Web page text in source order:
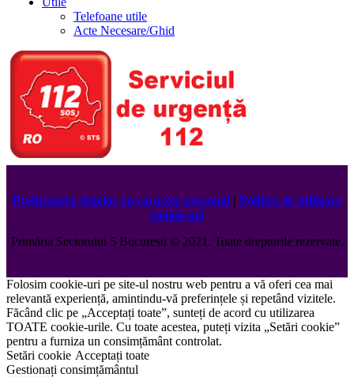
Telefoane utile
Acte Necesare/Ghid
Prelucrarea datelor cu caracter personal | Politica de utilizare
cookie-uri
Primăria Sectorului 5 București ©️2021. Toate drepturile rezervate.
Folosim cookie-uri pe site-ul nostru web pentru a vă oferi cea mai
relevantă experiență, amintindu-vă preferințele și repetând vizitele.
Făcând clic pe „Acceptați toate”, sunteți de acord cu utilizarea
TOATE cookie-urile. Cu toate acestea, puteți vizita „Setări cookie”
pentru a furniza un consimțământ controlat.
Setări cookie Acceptați toate
Gestionați consimțământul